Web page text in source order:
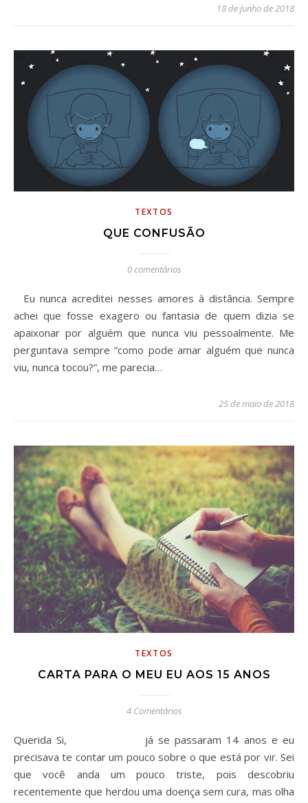
18 de junho de 2018
TEXTOS
QUE CONFUSÃO
0 comentários
Eu nunca acreditei nesses amores à distância. Sempre
achei que fosse exagero ou fantasia de quem dizia se
apaixonar por alguém que nunca viu pessoalmente. Me
perguntava sempre “como pode amar alguém que nunca
viu, nunca tocou?”, me parecia…
25 de maio de 2018
TEXTOS
CARTA PARA O MEU EU AOS 15 ANOS
4 Comentários
Querida Si, ⠀⠀⠀⠀⠀⠀⠀⠀⠀ já se passaram 14 anos e eu
precisava te contar um pouco sobre o que está por vir. Sei
que você anda um pouco triste, pois descobriu
recentemente que herdou uma doença sem cura, mas olha